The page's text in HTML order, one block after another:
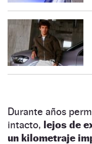
Durante años
intacto, lejos de
un kilometraje